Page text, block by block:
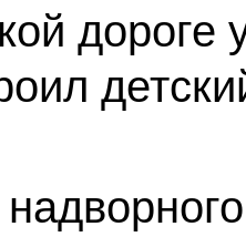
дороге